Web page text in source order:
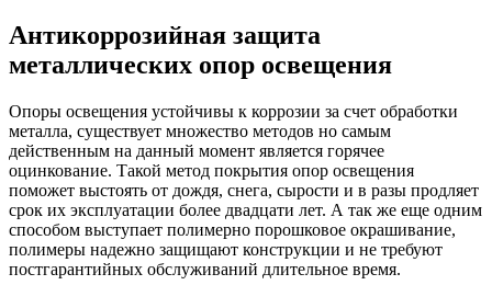
Антикоррозийная защита
металлических опор освещения
Опоры освещения устойчивы к коррозии за счет обработки
металла, существует множество методов но самым
действенным на данный момент является горячее
оцинкование. Такой метод покрытия опор освещения
поможет выстоять от дождя, снега, сырости и в разы продляет
срок их эксплуатации более двадцати лет. А так же еще одним
способом выступает полимерно порошковое окрашивание,
полимеры надежно защищают конструкции и не требуют
постгарантийных обслуживаний длительное время.